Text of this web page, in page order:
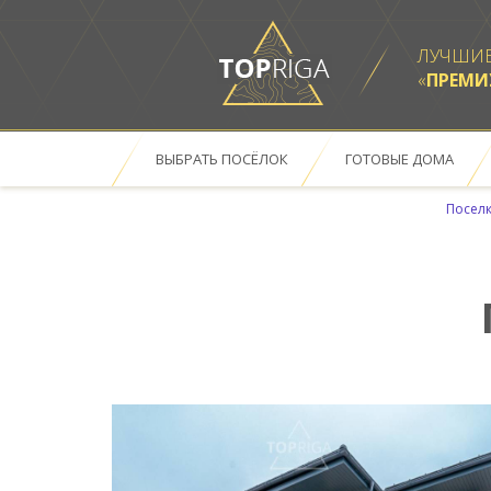
«
ВЫБРАТЬ ПОСЁЛОК ГОТОВЫЕ ДОМА